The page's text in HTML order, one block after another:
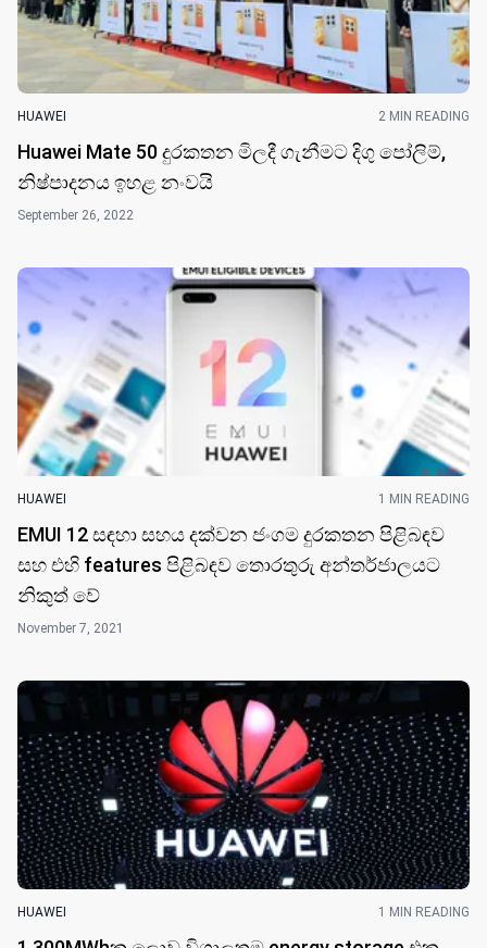
HUAWEI 2 MIN READING
Huawei Mate 50 දුරකතන මිලදී ගැනීමට දිගු පෝලිම්,
නිෂ්පාදනය ඉහළ නංව​යි
September 26, 2022
HUAWEI 1 MIN READING
EMUI 12 සඳහා සහය දක්වන ජංගම දුරකතන පිළිබඳව
සහ එහි features පිළිබඳ​ව තොරතුරු අන්තර්ජාලයට
නිකුත් ​වේ
November 7, 2021
HUAWEI 1 MIN READING